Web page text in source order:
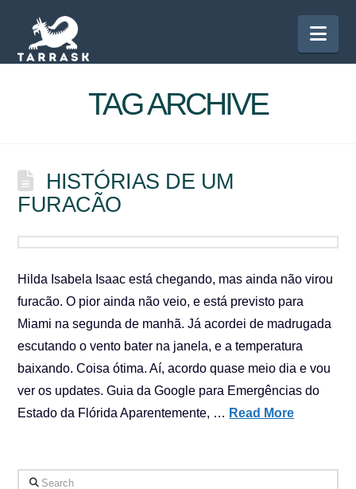
TAG ARCHIVE
HISTÓRIAS DE UM
FURACÃO
Hilda Isabela Isaac está chegando, mas ainda não virou
furacão. O pior ainda não veio, e está previsto para
Miami na segunda de manhã. Já acordei de madrugada
escutando o vento bater na janela, e a temperatura
baixando. Coisa ótima. Aí, acordo quase meio dia e vou
ver os updates. Guia da Google para Emergências do
Estado da Flórida Aparentemente, … Read More
Search